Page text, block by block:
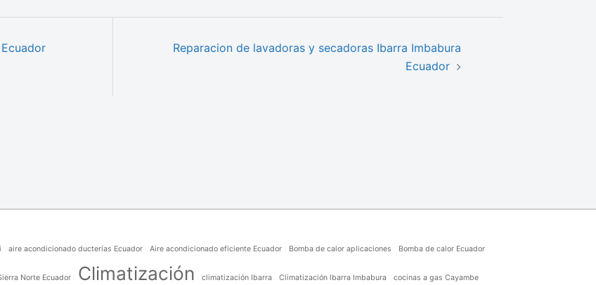
Reparacion de lavadoras y secadoras Ibarra Imbabura
Ecuador
aire acondicionado ducterías Ecuador Aire acondicionado eficiente Ecuador Bomba de calor aplicaciones Bomba de calor Ecuador
Norte Ecuador Climatización climatización Ibarra Climatización Ibarra Imbabura cocinas a gas Cayambe